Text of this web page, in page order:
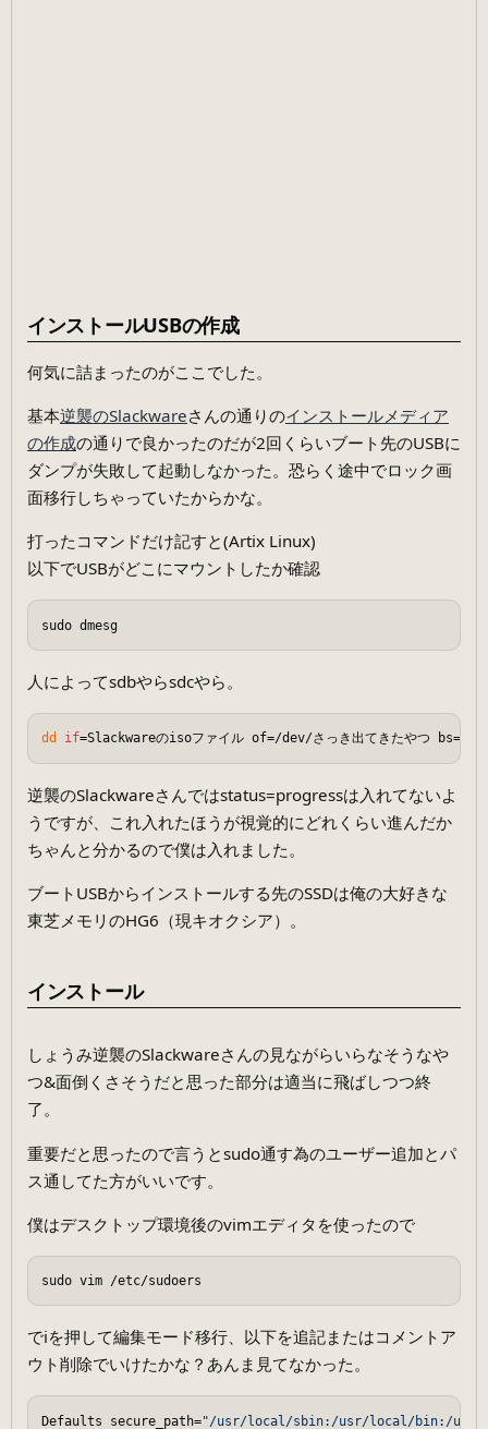
インストールUSBの作成
何気に詰まったのがここでした。
基本逆襲のSlackwareさんの通りのインストールメディア
の作成の通りで良かったのだが2回くらいブート先のUSBに
ダンプが失敗して起動しなかった。恐らく途中でロック画
面移行しちゃっていたからかな。
打ったコマンドだけ記すと(Artix Linux)
以下でUSBがどこにマウントしたか確認
人によってsdbやらsdcやら。
dd if
逆襲のSlackwareさんではstatus=progressは入れてないよ
うですが、これ入れたほうが視覚的にどれくらい進んだか
ちゃんと分かるので僕は入れました。
ブートUSBからインストールする先のSSDは俺の大好きな
東芝メモリのHG6（現キオクシア）。
インストール
しょうみ逆襲のSlackwareさんの見ながらいらなそうなや
つ&面倒くさそうだと思った部分は適当に飛ばしつつ終
了。
重要だと思ったので言うとsudo通す為のユーザー追加とパ
ス通してた方がいいです。
僕はデスクトップ環境後のvimエディタを使ったので
でiを押して編集モード移行、以下を追記またはコメントア
ウト削除でいけたかな？あんま見てなかった。
Defaults secure_path="/usr/local/sbin:/usr/local/bin:/